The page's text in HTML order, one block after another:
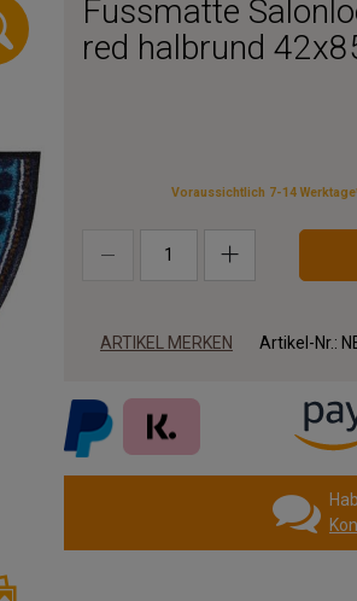
Fussmatte
red halbrund
Voraussichtlich 7-14
ARTIKEL MERKEN Artikel-Nr.: